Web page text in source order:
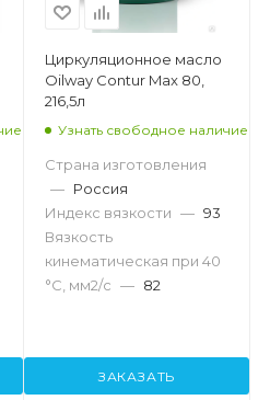
Циркуляционное масло
Oilway Contur Max 80,
216,5л
Узнать свободное наличие
Страна изготовления
— Россия
Индекс вязкости — 93
Вязкость
кинематическая при 40
°С, мм2/с — 82
ЗАКАЗАТЬ